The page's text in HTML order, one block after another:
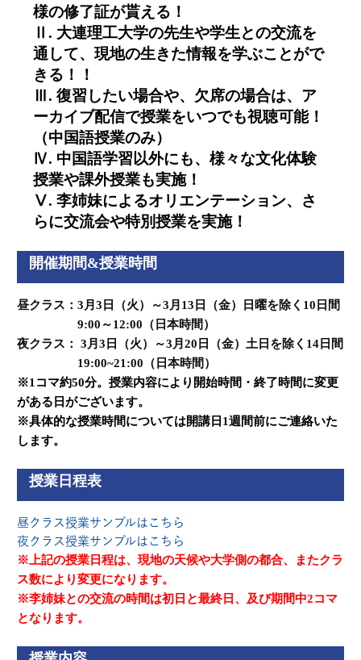
様の修了証が貰える！
Ⅱ. 大連理工大学の先生や学生との交流を
通して、現地の生きた情報を学ぶことがで
きる！！
Ⅲ. 復習したい場合や、欠席の場合は、ア
ーカイブ配信で授業をいつでも視聴可能！
（中国語授業のみ）
Ⅳ. 中国語学習以外にも、様々な文化体験
授業や課外授業も実施！
Ⅴ. 李姉妹によるオリエンテーション、さ
らに交流会や特別授業を実施！
開催期間&授業時間
昼クラス：3月3日（火）～3月13日（金）日曜を除く10日間
9:00～12:00（日本時間）
夜クラス： 3月3 日（火）～3月20日（金）土日を除く14日間
19:00~21:00（日本時間）
※1コマ約50分。授業内容により開始時間・終了時間に変更
がある日がございます。
※具体的な授業時間については開講日1週間前にご連絡いた
します。
授業日程表
昼クラス授業サンプルはこちら
夜クラス授業サンプルはこちら
※上記の授業日程は、現地の天候や大学側の都合、またクラ
ス数により変更になります。
※李姉妹との交流の時間は初日と最終日、及び期間中2コマ
となります。